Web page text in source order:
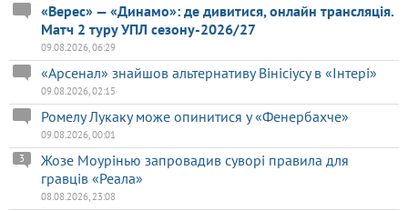
«Верес» — «Динамо»: де дивитися, онлайн трансляція.
Матч 2 туру УПЛ сезону-2026/27
09.08.2026, 06:29
«Арсенал» знайшов альтернативу Вінісіусу в «Інтері»
09.08.2026, 02:15
Ромелу Лукаку може опинитися у «Фенербахче»
09.08.2026, 00:01
Жозе Моурінью запровадив суворі правила для
гравців «Реала»
3
08.08.2026, 23:08